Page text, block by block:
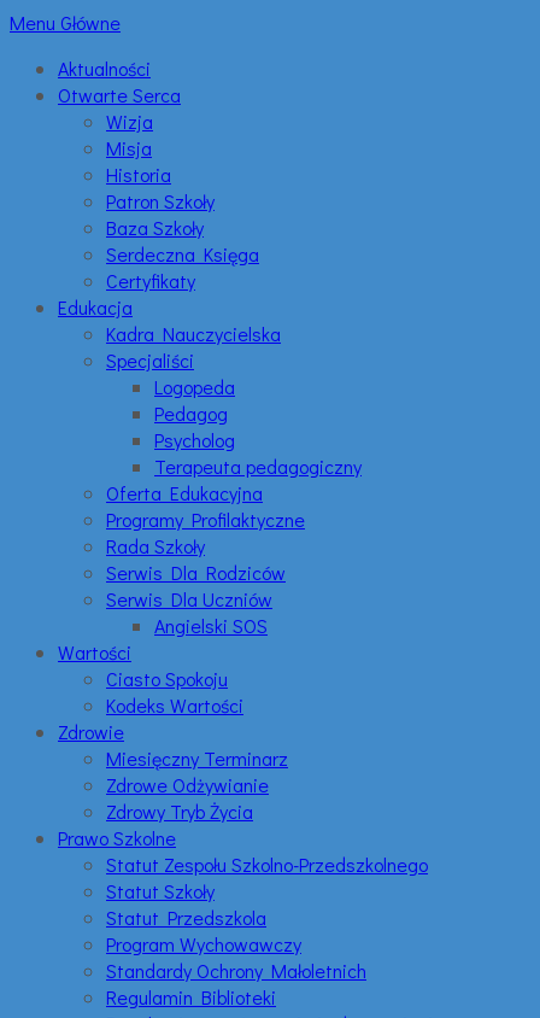
Menu Główne
Aktualności
Otwarte Serca
Wizja
Misja
Historia
Patron Szkoły
Baza Szkoły
Serdeczna Księga
Certyfikaty
Edukacja
Kadra Nauczycielska
Specjaliści
Logopeda
Pedagog
Psycholog
Terapeuta pedagogiczny
Oferta Edukacyjna
Programy Profilaktyczne
Rada Szkoły
Serwis Dla Rodziców
Serwis Dla Uczniów
Angielski SOS
Wartości
Ciasto Spokoju
Kodeks Wartości
Zdrowie
Miesięczny Terminarz
Zdrowe Odżywianie
Zdrowy Tryb Życia
Prawo Szkolne
Statut Zespołu Szkolno-Przedszkolnego
Statut Szkoły
Statut Przedszkola
Program Wychowawczy
Standardy Ochrony Małoletnich
Regulamin Biblioteki